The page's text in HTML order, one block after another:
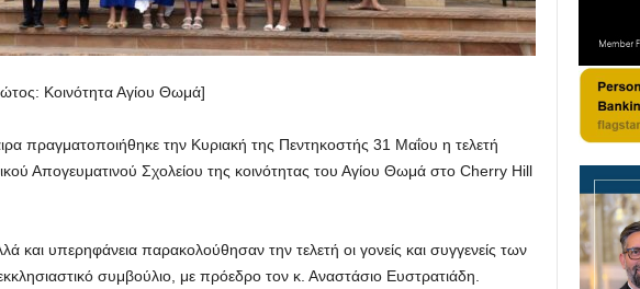
Κοινότητα Αγίου Θωμά]
πραγματοποιήθηκε την Κυριακή της Πεντηκοστής 31 Μαΐου η τελετή
Απογευματινού Σχολείου της κοινότητας του Αγίου Θωμά στο Cherry Hill
και υπερηφάνεια παρακολούθησαν την τελετή οι γονείς και συγγενείς των
συμβούλιο, με πρόεδρο τον κ. Αναστάσιο Ευστρατιάδη.